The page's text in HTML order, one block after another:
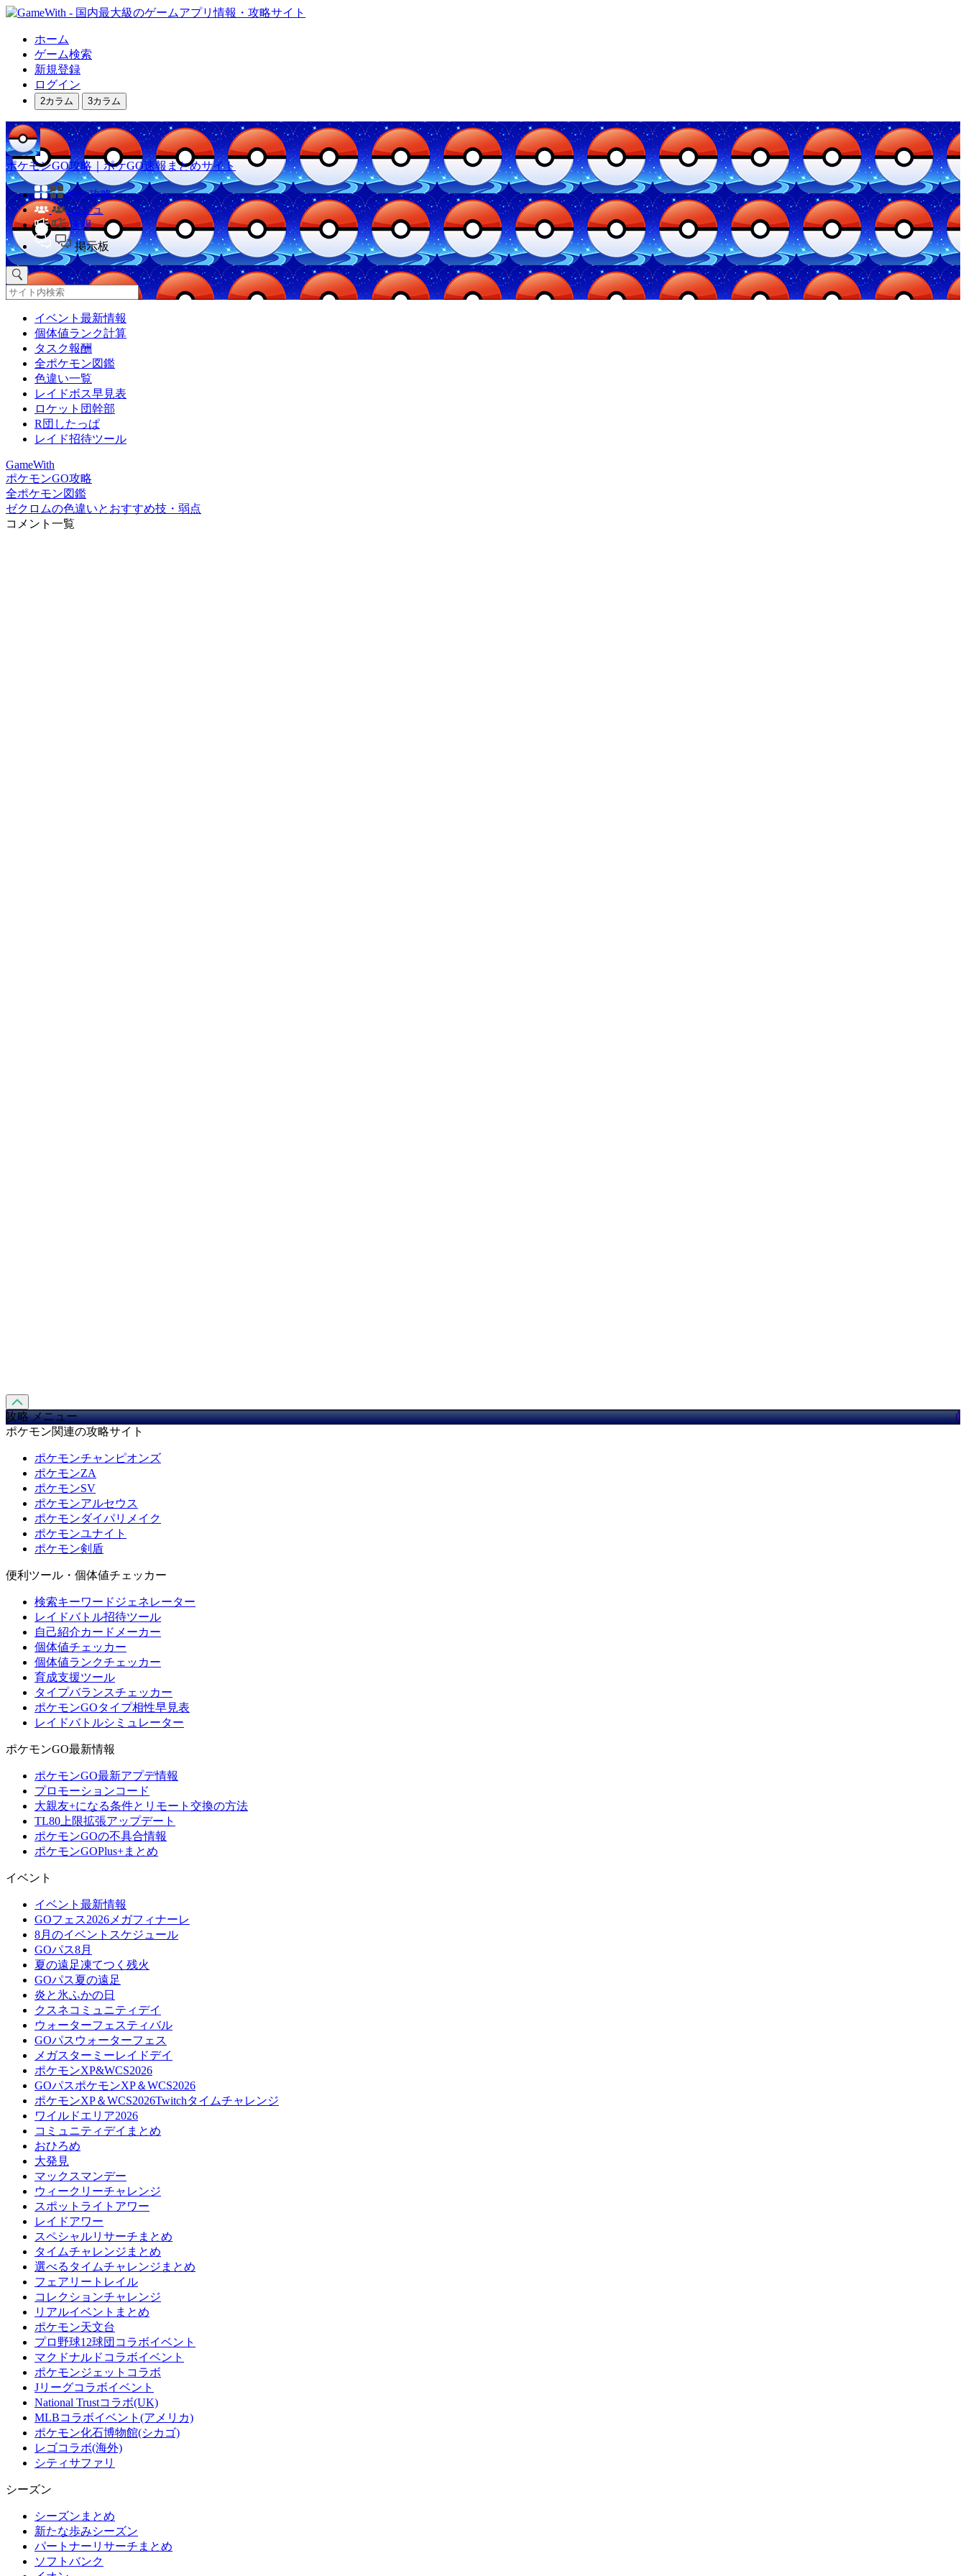
ホーム
ゲーム検索
新規登録
ログイン
2カラム 3カラム
ポケモンGO攻略｜ポケGO速報まとめサイト
他の攻略
コミュ
速報
掲示板
イベント最新情報
個体値ランク計算
タスク報酬
全ポケモン図鑑
色違い一覧
レイドボス早見表
ロケット団幹部
R団したっぱ
レイド招待ツール
GameWith
ポケモンGO攻略
全ポケモン図鑑
ゼクロムの色違いとおすすめ技・弱点
コメント一覧
攻略 メニュー
ポケモン関連の攻略サイト
ポケモンチャンピオンズ
ポケモンZA
ポケモンSV
ポケモンアルセウス
ポケモンダイパリメイク
ポケモンユナイト
ポケモン剣盾
便利ツール・個体値チェッカー
検索キーワードジェネレーター
レイドバトル招待ツール
自己紹介カードメーカー
個体値チェッカー
個体値ランクチェッカー
育成支援ツール
タイプバランスチェッカー
ポケモンGOタイプ相性早見表
レイドバトルシミュレーター
ポケモンGO最新情報
ポケモンGO最新アプデ情報
プロモーションコード
大親友+になる条件とリモート交換の方法
TL80上限拡張アップデート
ポケモンGOの不具合情報
ポケモンGOPlus+まとめ
イベント
イベント最新情報
GOフェス2026メガフィナーレ
8月のイベントスケジュール
GOパス8月
夏の遠足凍てつく残火
GOパス夏の遠足
炎と氷ふかの日
クスネコミュニティデイ
ウォーターフェスティバル
GOパスウォーターフェス
メガスターミーレイドデイ
ポケモンXP&WCS2026
GOパスポケモンXP＆WCS2026
ポケモンXP＆WCS2026Twitchタイムチャレンジ
ワイルドエリア2026
コミュニティデイまとめ
おひろめ
大発見
マックスマンデー
ウィークリーチャレンジ
スポットライトアワー
レイドアワー
スペシャルリサーチまとめ
タイムチャレンジまとめ
選べるタイムチャレンジまとめ
フェアリートレイル
コレクションチャレンジ
リアルイベントまとめ
ポケモン天文台
プロ野球12球団コラボイベント
マクドナルドコラボイベント
ポケモンジェットコラボ
Jリーグコラボイベント
National Trustコラボ(UK)
MLBコラボイベント(アメリカ)
ポケモン化石博物館(シカゴ)
レゴコラボ(海外)
シティサファリ
シーズン
シーズンまとめ
新たな歩みシーズン
パートナーリサーチまとめ
ソフトバンク